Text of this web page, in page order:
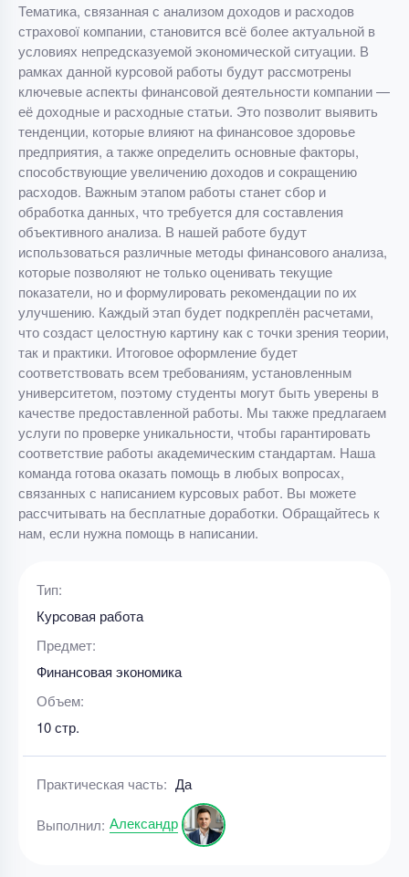
Тематика, связанная с анализом доходов и расходов
страхової компании, становится всё более актуальной в
условиях непредсказуемой экономической ситуации. В
рамках данной курсовой работы будут рассмотрены
ключевые аспекты финансовой деятельности компании —
её доходные и расходные статьи. Это позволит выявить
тенденции, которые влияют на финансовое здоровье
предприятия, а также определить основные факторы,
способствующие увеличению доходов и сокращению
расходов. Важным этапом работы станет сбор и
обработка данных, что требуется для составления
объективного анализа. В нашей работе будут
использоваться различные методы финансового анализа,
которые позволяют не только оценивать текущие
показатели, но и формулировать рекомендации по их
улучшению. Каждый этап будет подкреплён расчетами,
что создаст целостную картину как с точки зрения теории,
так и практики. Итоговое оформление будет
соответствовать всем требованиям, установленным
университетом, поэтому студенты могут быть уверены в
качестве предоставленной работы. Мы также предлагаем
услуги по проверке уникальности, чтобы гарантировать
соответствие работы академическим стандартам. Наша
команда готова оказать помощь в любых вопросах,
связанных с написанием курсовых работ. Вы можете
рассчитывать на бесплатные доработки. Обращайтесь к
нам, если нужна помощь в написании.
Тип:
Курсовая работа
Предмет:
Финансовая экономика
Объем:
10 стр.
Практическая часть: Да
Выполнил: Александр